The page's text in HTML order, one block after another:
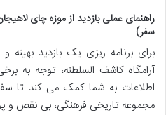
راهنمای عملی بازدید از موزه چای
سفر)
برای برنامه ریزی یک بازدید
آرامگاه کاشف السلطنه، توجه به
اطلاعات به شما کمک می کند تا
مجموعه تاریخی فرهنگی، بی نقص و